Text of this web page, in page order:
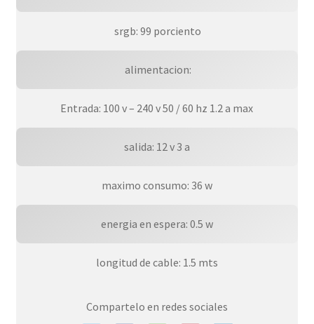
 srgb: 99 porciento
 alimentacion:
Entrada: 100 v – 240 v 50 / 60 hz 1.2 a max
salida: 12 v 3 a
maximo consumo: 36 w
energia en espera: 0.5 w
longitud de cable: 1.5 mts
Compartelo en redes sociales